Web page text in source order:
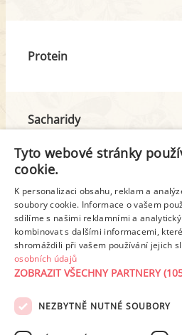
Protein
Sacharidy
Tuk
z toho nas. mastné
Detailní
Tyto webové stránky
cookie.
K personalizaci obsahu, reklam a
soubory cookie. Informace o vašem
sdílíme s našimi reklamními a
kombinovat s dalšími informacemi,
shromáždili při vašem používání jejich
osobních údajů
ZOBRAZIT VŠECHNY PARTNERY
NEZBYTNĚ NUTNÉ SOUBORY